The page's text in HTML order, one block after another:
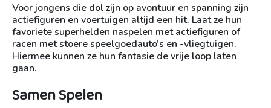
Voor jongens die dol zijn op avontuur en spanning zijn
actiefiguren en voertuigen altijd een hit. Laat ze hun
favoriete superhelden naspelen met actiefiguren of
racen met stoere speelgoedauto’s en -vliegtuigen.
Hiermee kunnen ze hun fantasie de vrije loop laten
gaan.
Samen Spelen